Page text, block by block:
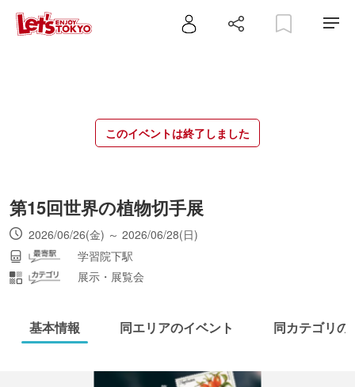
このイベントは終了しました
第15回世界の植物切手展
2026/06/26(金) ～ 2026/06/28(日)
学習院下駅
展示・展覧会
基本情報 同エリアのイベント 同カテゴリの